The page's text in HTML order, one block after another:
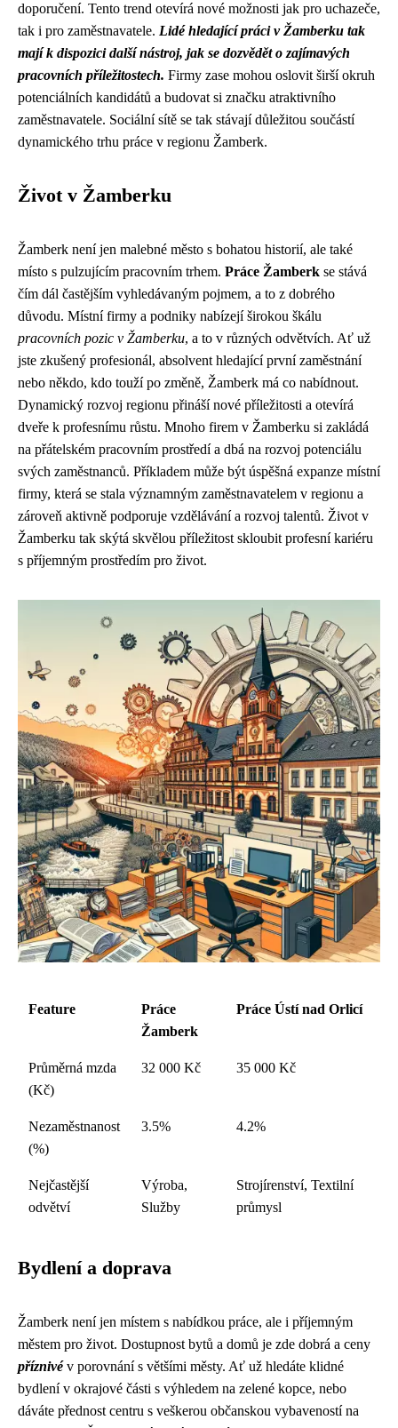
doporučení. Tento trend otevírá nové možnosti jak pro uchazeče,
tak i pro zaměstnavatele. Lidé hledající práci v Žamberku tak
mají k dispozici další nástroj, jak se dozvědět o zajímavých
pracovních příležitostech. Firmy zase mohou oslovit širší okruh
potenciálních kandidátů a budovat si značku atraktivního
zaměstnavatele. Sociální sítě se tak stávají důležitou součástí
dynamického trhu práce v regionu Žamberk.
Život v Žamberku
Žamberk není jen malebné město s bohatou historií, ale také
místo s pulzujícím pracovním trhem. Práce Žamberk se stává
čím dál častějším vyhledávaným pojmem, a to z dobrého
důvodu. Místní firmy a podniky nabízejí širokou škálu
pracovních pozic v Žamberku, a to v různých odvětvích. Ať už
jste zkušený profesionál, absolvent hledající první zaměstnání
nebo někdo, kdo touží po změně, Žamberk má co nabídnout.
Dynamický rozvoj regionu přináší nové příležitosti a otevírá
dveře k profesnímu růstu. Mnoho firem v Žamberku si zakládá
na přátelském pracovním prostředí a dbá na rozvoj potenciálu
svých zaměstnanců. Příkladem může být úspěšná expanze místní
firmy, která se stala významným zaměstnavatelem v regionu a
zároveň aktivně podporuje vzdělávání a rozvoj talentů. Život v
Žamberku tak skýtá skvělou příležitost skloubit profesní kariéru
s příjemným prostředím pro život.
Feature
Práce
Žamberk
Práce Ústí nad Orlicí
Průměrná mzda
(Kč)
32 000 Kč 35 000 Kč
Nezaměstnanost
(%)
3.5% 4.2%
Nejčastější
odvětví
Výroba,
Služby
Strojírenství, Textilní
průmysl
Bydlení a doprava
Žamberk není jen místem s nabídkou práce, ale i příjemným
městem pro život. Dostupnost bytů a domů je zde dobrá a ceny
příznivév porovnání s většími městy. Ať už hledáte klidné
bydlení v okrajové části s výhledem na zelené kopce, nebo
dáváte přednost centru s veškerou občanskou vybaveností na